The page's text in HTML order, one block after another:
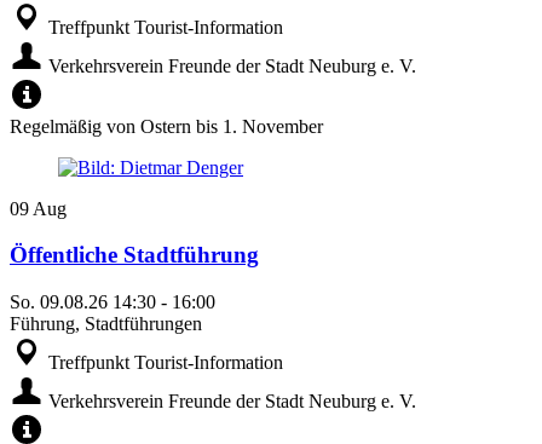
Treffpunkt Tourist-Information
Verkehrsverein Freunde der Stadt Neuburg e. V.
Regelmäßig von Ostern bis 1. November
09 Aug
Öffentliche Stadtführung
So. 09.08.26 14:30 - 16:00
Führung, Stadtführungen
Treffpunkt Tourist-Information
Verkehrsverein Freunde der Stadt Neuburg e. V.